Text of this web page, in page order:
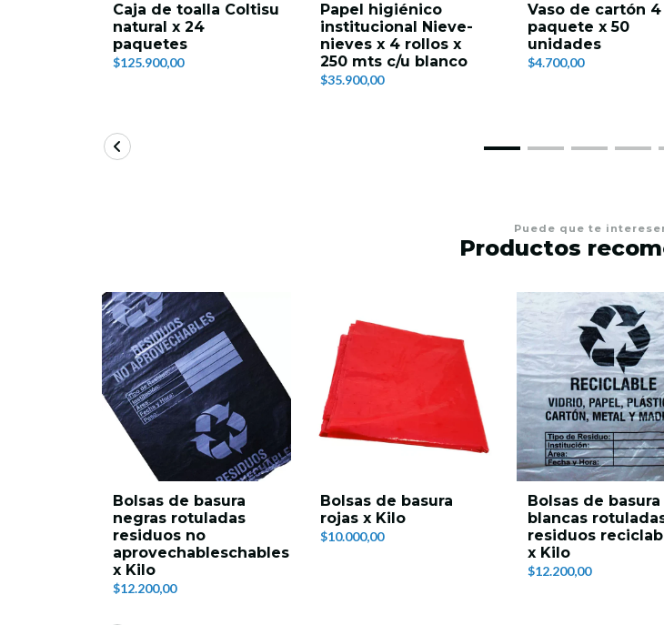
Caja de toalla Coltisu
natural x 24
paquetes
$125.900,00
Papel higiénico
institucional Nieve-
nieves x 4 rollos x
250 mts c/u blanco
$35.900,00
Vaso de cartón
paquete x 50
unidades
$4.700,00
Puede que te
Productos
Bolsas de basura
negras rotuladas
residuos no
aprovechableschables
x Kilo
$12.200,00
Bolsas de basura
rojas x Kilo
$10.000,00
Bolsas de basura
blancas
residuos
x Kilo
$12.200,00